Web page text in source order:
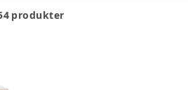
produkter